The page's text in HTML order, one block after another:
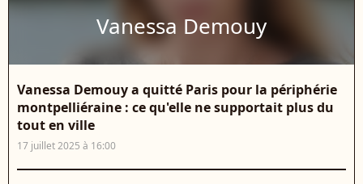
Vanessa Demouy
Vanessa Demouy a quitté Paris pour la périphérie
montpelliéraine : ce qu'elle ne supportait plus du
tout en ville
17 juillet 2025 à 16:00